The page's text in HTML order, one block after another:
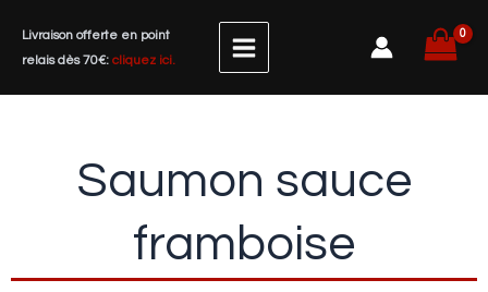
contenu
Livraison offerte en point
relais dès 70€: cliquez ici.
Saumon sauce
framboise